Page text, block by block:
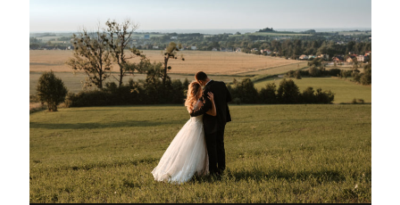
O mnie
Kontakt
Kraków, Polska, Świat